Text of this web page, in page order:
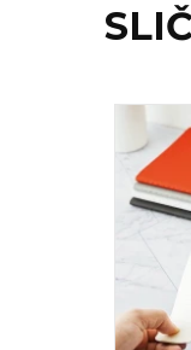
PRIVESCI &
TEKSTIL
RADNA